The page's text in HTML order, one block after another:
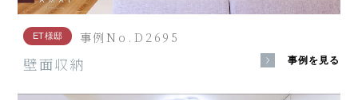
ET様邸 事例No.D2695
壁面収納 事例を見る